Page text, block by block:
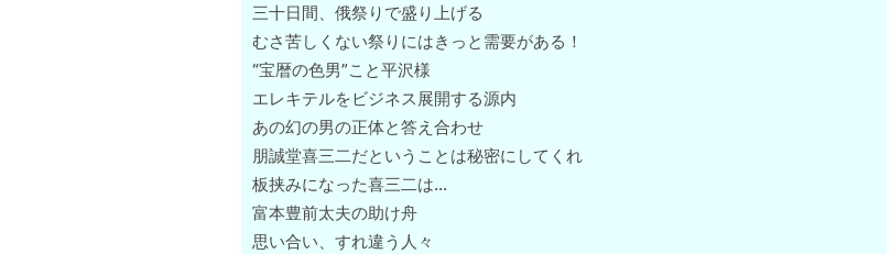
三十日間、俄祭りで盛り上げる
むさ苦しくない祭りにはきっと需要がある！
“宝暦の色男”こと平沢様
エレキテルをビジネス展開する源内
あの幻の男の正体と答え合わせ
朋誠堂喜三二だということは秘密にしてくれ
板挟みになった喜三二は…
富本豊前太夫の助け舟
思い合い、すれ違う人々